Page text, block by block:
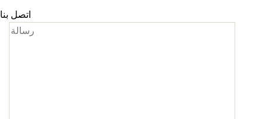
اتصل بنا